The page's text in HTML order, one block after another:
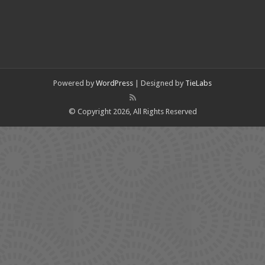
Powered by WordPress | Designed by TieLabs
© Copyright 2026, All Rights Reserved